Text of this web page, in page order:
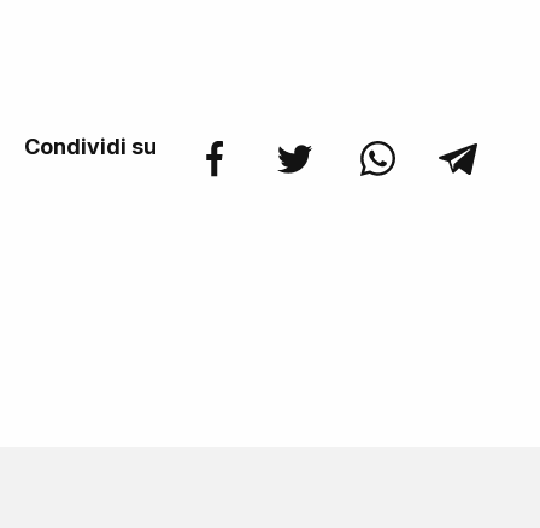
Condividi su